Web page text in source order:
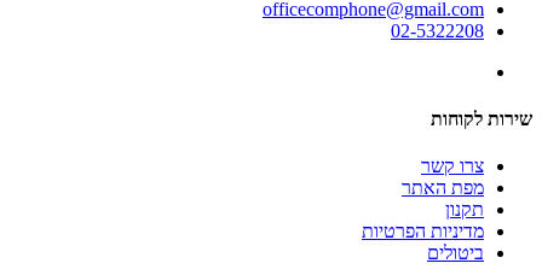
officecomphone@gmail.com
02-5322208
שירות לקוחות
צרו קשר
מפת האתר
תקנון
מדיניות הפרטיות
ביטולים